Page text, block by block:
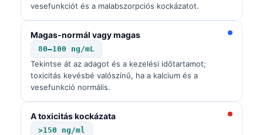
vesefunkciót és a malabszorpciós kockázatot.
Magas-normál vagy magas
80–100 ng/mL
Tekintse át az adagot és a kezelési időtartamot;
toxicitás kevésbé valószínű, ha a kalcium és a
vesefunkció normális.
A toxicitás kockázata
>150 ng/ml